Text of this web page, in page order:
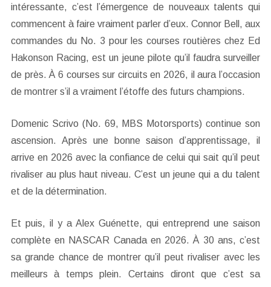
intéressante, c’est l’émergence de nouveaux talents qui
commencent à faire vraiment parler d’eux. Connor Bell, aux
commandes du No. 3 pour les courses routières chez Ed
Hakonson Racing, est un jeune pilote qu’il faudra surveiller
de près. À 6 courses sur circuits en 2026, il aura l’occasion
de montrer s’il a vraiment l’étoffe des futurs champions.
Domenic Scrivo (No. 69, MBS Motorsports) continue son
ascension. Après une bonne saison d’apprentissage, il
arrive en 2026 avec la confiance de celui qui sait qu’il peut
rivaliser au plus haut niveau. C’est un jeune qui a du talent
et de la détermination.
Et puis, il y a Alex Guénette, qui entreprend une saison
complète en NASCAR Canada en 2026. À 30 ans, c’est
sa grande chance de montrer qu’il peut rivaliser avec les
meilleurs à temps plein. Certains diront que c’est sa